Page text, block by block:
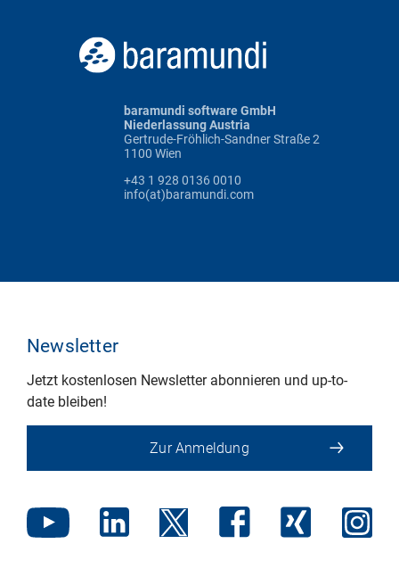
baramundi software GmbH
Niederlassung Austria
Gertrude-Fröhlich-Sandner Straße 2
1100 Wien
+43 1 928 0136 0010
info(at)baramundi.com
Newsletter
Jetzt kostenlosen Newsletter abonnieren und up-to-
date bleiben!
Zur Anmeldung